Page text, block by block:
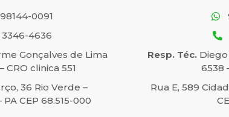
0091
4636
Gonçalves de Lima
CRO clinica 551
36 Rio Verde –
CEP 68.515-000
Resp. Téc. Diego
6538
Rua E, 589